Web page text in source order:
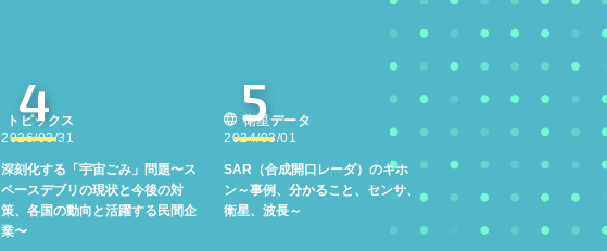
4
トピックス
2026/03/31
深刻化する「宇宙ごみ」問題〜ス
ペースデブリの現状と今後の対
策、各国の動向と活躍する民間企
業〜
5
衛星データ
2024/03/01
SAR（合成開口レーダ）のキホ
ン～事例、分かること、センサ、
衛星、波長～